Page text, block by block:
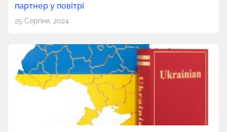
партнер у повітрі
25 Серпня, 2024